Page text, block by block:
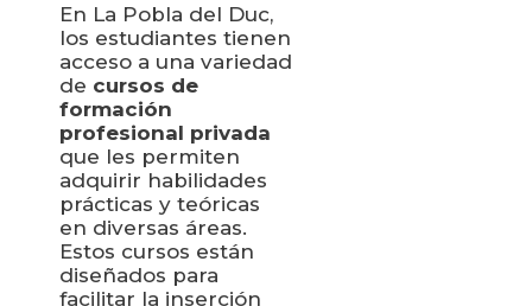
En La Pobla del Duc,
los estudiantes tienen
acceso a una variedad
de cursos de
formación
profesional privada
que les permiten
adquirir habilidades
prácticas y teóricas
en diversas áreas.
Estos cursos están
diseñados para
facilitar la inserción